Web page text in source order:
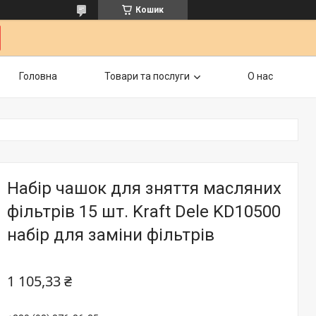
Кошик
Головна Товари та послуги О нас
Набір чашок для зняття масляних
фільтрів 15 шт. Kraft Dele KD10500
набір для заміни фільтрів
1 105,33 ₴